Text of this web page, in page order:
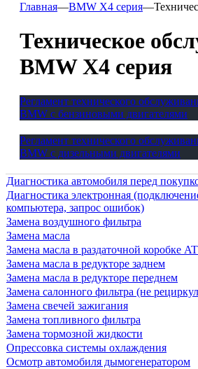
Главная—BMW X4 серия—
Техническое
BMW X4 серия
Регламент технического
BMW с бензиновыми двигателями
Регламент технического
BMW с дизельными двигателями
Диагностика автомобиля перед
Диагностика электронная
компьютера, запрос ошибок)
Замена воздушного фильтра
Замена масла
Замена масла в раздаточной коробке
Замена масла в редукторе заднем
Замена масла в редукторе переднем
Замена салонного фильтра (не
Замена свечей зажигания
Замена топливного фильтра
Замена тормозной жидкости
Опрессовка системы охлаждения
Осмотр автомобиля дымогенератором